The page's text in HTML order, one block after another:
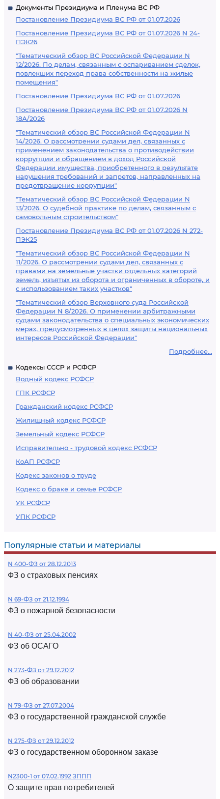
Документы Президиума и Пленума ВС РФ
Постановление Президиума ВС РФ от 01.07.2026
Постановление Президиума ВС РФ от 01.07.2026 N 24-
ПЭК26
"Тематический обзор ВС Российской Федерации N
12/2026. По делам, связанным с оспариванием сделок,
повлекших переход права собственности на жилые
помещения"
Постановление Президиума ВС РФ от 01.07.2026
Постановление Президиума ВС РФ от 01.07.2026 N
18А/2026
"Тематический обзор ВС Российской Федерации N
14/2026. О рассмотрении судами дел, связанных с
применением законодательства о противодействии
коррупции и обращением в доход Российской
Федерации имущества, приобретенного в результате
нарушения требований и запретов, направленных на
предотвращение коррупции"
"Тематический обзор ВС Российской Федерации N
13/2026. О судебной практике по делам, связанным с
самовольным строительством"
Постановление Президиума ВС РФ от 01.07.2026 N 272-
ПЭК25
"Тематический обзор ВС Российской Федерации N
11/2026. О рассмотрении судами дел, связанных с
правами на земельные участки отдельных категорий
земель, изъятых из оборота и ограниченных в обороте, и
с использованием таких участков"
"Тематический обзор Верховного суда Российской
Федерации N 8/2026. О применении арбитражными
судами законодательства о специальных экономических
мерах, предусмотренных в целях защиты национальных
интересов Российской Федерации"
Подробнее...
Кодексы СССР и РСФСР
Водный кодекс РСФСР
ГПК РСФСР
Гражданский кодекс РСФСР
Жилищный кодекс РСФСР
Земельный кодекс РСФСР
Исправительно - трудовой кодекс РСФСР
КоАП РСФСР
Кодекс законов о труде
Кодекс о браке и семье РСФСР
УК РСФСР
УПК РСФСР
Популярные статьи и материалы
N 400-ФЗ от 28.12.2013
ФЗ о страховых пенсиях
N 69-ФЗ от 21.12.1994
ФЗ о пожарной безопасности
N 40-ФЗ от 25.04.2002
ФЗ об ОСАГО
N 273-ФЗ от 29.12.2012
ФЗ об образовании
N 79-ФЗ от 27.07.2004
ФЗ о государственной гражданской службе
N 275-ФЗ от 29.12.2012
ФЗ о государственном оборонном заказе
N2300-1 от 07.02.1992 ЗППП
О защите прав потребителей